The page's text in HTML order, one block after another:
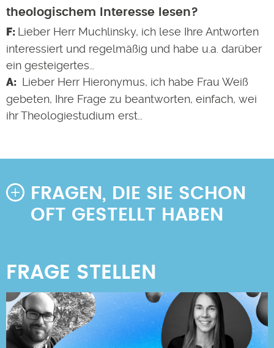
theologischem Interesse lesen?
Lieber Herr Muchlinsky, ich lese Ihre Antworten
interessiert und regelmäßig und habe u.a. darüber
ein gesteigertes…
Lieber Herr Hieronymus, ich habe Frau Weiß
gebeten, Ihre Frage zu beantworten, einfach, wei
ihr Theologiestudium erst…
FRAGEN, DIE SIE SCHON
OFT GESTELLT HABEN